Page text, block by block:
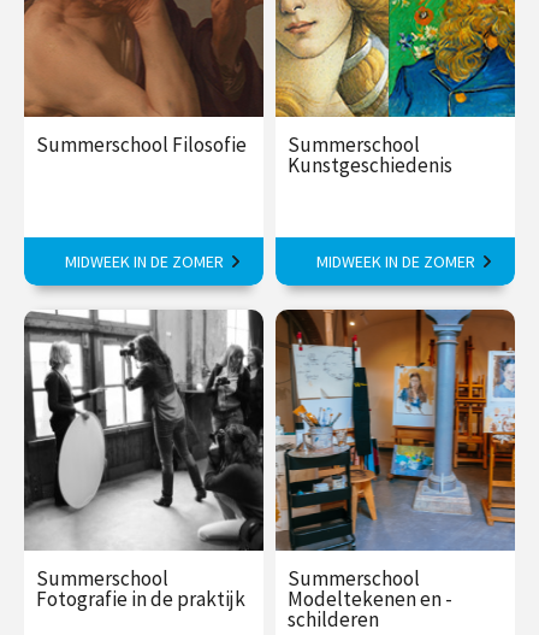
Summerschool Filosofie
Met de grote filosofen in de
zomer op zoek naar zin.
€ 375,00
vanaf 17
aug
MIDWEEK IN DE ZOMER
Summerschool
Kunstgeschiedenis
Indrukwekkende
voorbeelden van 2500 jaar
kunstgeschiedenis.
€ 375,00
vanaf 24
aug
MIDWEEK IN DE ZOMER
Summerschool
Fotografie in de praktijk
Summerschool
Modeltekenen en -
schilderen